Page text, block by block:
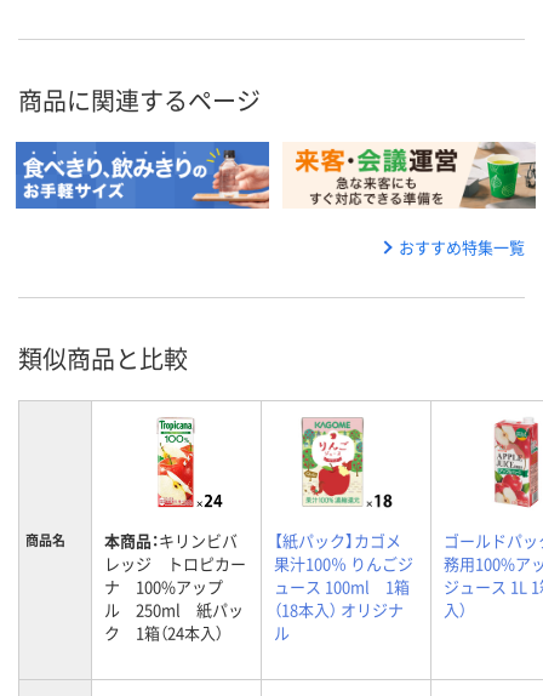
商品に関連するページ
おすすめ特集一覧
類似商品と比較
商品名 本商品：キリンビバ
レッジ トロピカー
ナ 100%アップ
ル 250ml 紙パッ
ク 1箱（24本入）
【紙パック】カゴメ
果汁100％ りんごジ
ュース 100ml 1箱
（18本入） オリジナ
ル
ゴールドパッ
務用100%ア
ジュース 1L 1
入）